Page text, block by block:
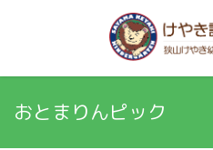
おとまりんピック